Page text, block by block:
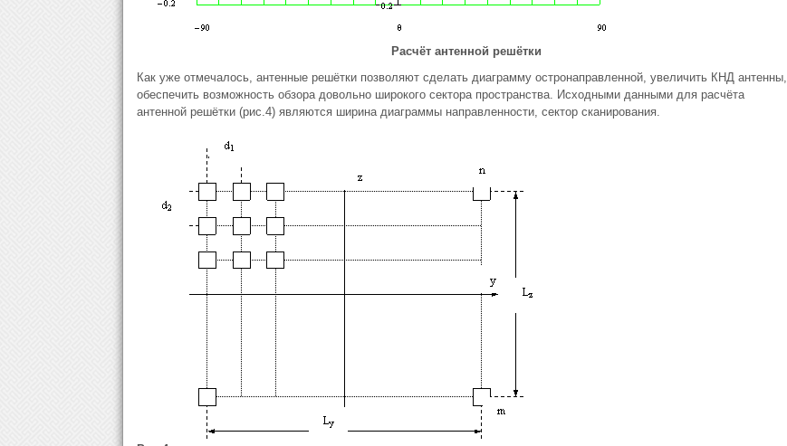
Расчёт антенной решётки
Как уже отмечалось, антенные решётки позволяют сделать диаграмму остронаправленной, увеличить КНД антенны,
обеспечить возможность обзора довольно широкого сектора пространства. Исходными данными для расчёта
антенной решётки (рис.4) являются ширина диаграммы направленности, сектор сканирования.